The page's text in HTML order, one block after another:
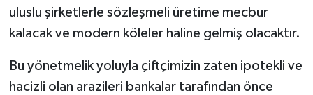
uluslu şirketlerle sözleşmeli üretime mecbur
kalacak ve modern köleler haline gelmiş olacaktır.
Bu yönetmelik yoluyla çiftçimizin zaten ipotekli ve
hacizli olan arazileri bankalar tarafından önce